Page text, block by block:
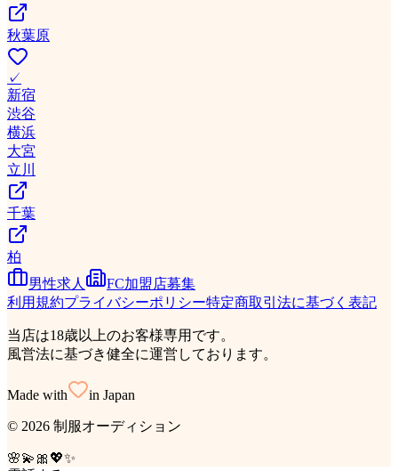
秋葉原
✓
新宿
渋谷
横浜
大宮
立川
千葉
柏
男性求人
FC加盟店募集
利用規約プライバシーポリシー特定商取引法に基づく表記
当店は18歳以上のお客様専用です。
風営法に基づき健全に運営しております。
Made with in Japan
© 2026 制服オーディション
🌸💫 🎀 💖✨